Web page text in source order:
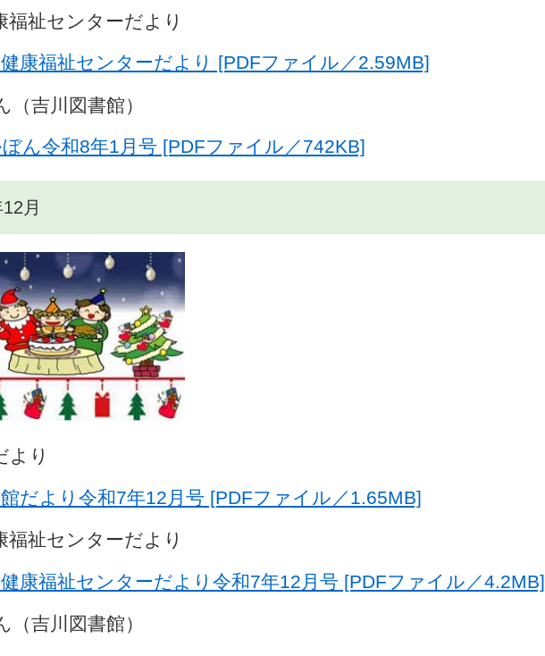
福祉センターだより
康福祉センターだより [PDFファイル／2.59MB]
（吉川図書館）
ん令和8年1月号 [PDFファイル／742KB]
月
より
だより令和7年12月号 [PDFファイル／1.65MB]
福祉センターだより
康福祉センターだより令和7年12月号 [PDFファイル／4.2MB]
（吉川図書館）